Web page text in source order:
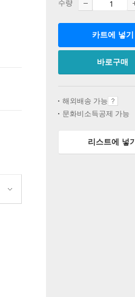
수량
카트에 넣기
바로구매
해외배송 가능
문화비소득공제 가능
리스트에 넣기